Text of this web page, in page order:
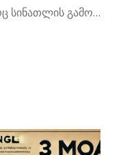
კანდელა (CD) იშიფრება როგორც სინათლის გამოსხივების